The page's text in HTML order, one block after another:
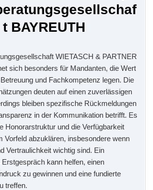
t BAYREUTH
WIETASCH & PARTNER
sich besonders für Mandanten, die Wert
und Fachkompetenz legen. Die
deuten auf einen zuverlässigen
bleiben spezifische Rückmeldungen
in der Kommunikation betrifft. Es
Honorarstruktur und die Verfügbarkeit
Vorfeld abzuklären, insbesondere wenn
Vertraulichkeit wichtig sind. Ein
kann helfen, einen
zu gewinnen und eine fundierte
treffen.